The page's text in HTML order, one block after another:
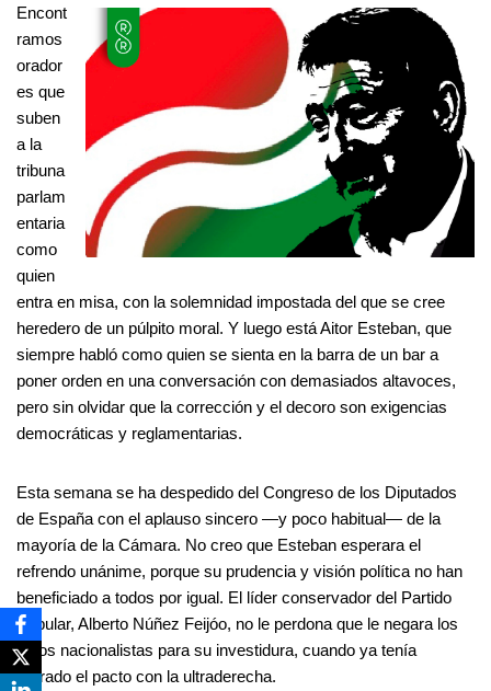
Encont
ramos
orador
es que
suben
a la
tribuna
parlam
entaria
como
quien
entra en misa, con la solemnidad impostada del que se cree
heredero de un púlpito moral. Y luego está Aitor Esteban, que
siempre habló como quien se sienta en la barra de un bar a
poner orden en una conversación con demasiados altavoces,
pero sin olvidar que la corrección y el decoro son exigencias
democráticas y reglamentarias.
Esta semana se ha despedido del Congreso de los Diputados
de España con el aplauso sincero —y poco habitual— de la
mayoría de la Cámara. No creo que Esteban esperara el
refrendo unánime, porque su prudencia y visión política no han
beneficiado a todos por igual. El líder conservador del Partido
Popular, Alberto Núñez Feijóo, no le perdona que le negara los
votos nacionalistas para su investidura, cuando ya tenía
cerrado el pacto con la ultraderecha.